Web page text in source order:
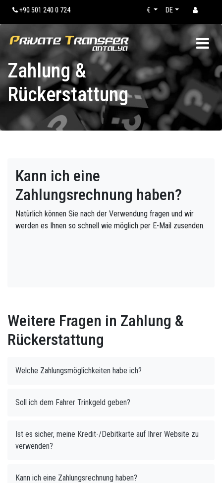
+90 501 240 0 724 DE
€
Zahlung &
Rückerstattung
Kann ich eine
Zahlungsrechnung haben?
Natürlich können Sie nach der Verwendung fragen und wir
werden es Ihnen so schnell wie möglich per E-Mail zusenden.
Weitere Fragen in Zahlung &
Rückerstattung
Welche Zahlungsmöglichkeiten habe ich?
Soll ich dem Fahrer Trinkgeld geben?
Ist es sicher, meine Kredit-/Debitkarte auf Ihrer Website zu
verwenden?
Kann ich eine Zahlungsrechnung haben?